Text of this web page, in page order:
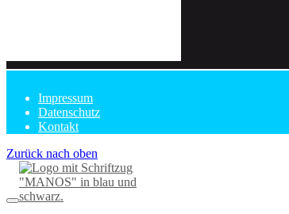
Impressum
Datenschutz
Kontakt
Zurück nach oben